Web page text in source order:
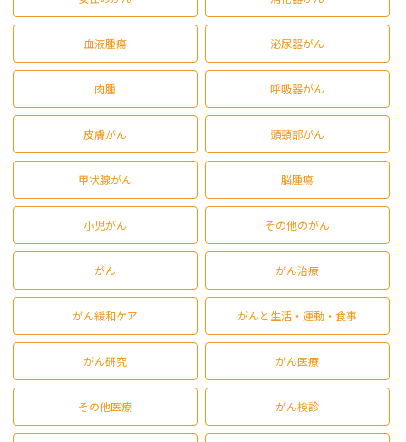
血液腫瘍 泌尿器がん
肉腫 呼吸器がん
皮膚がん 頭頸部がん
甲状腺がん 脳腫瘍
小児がん その他のがん
がん がん治療
がん緩和ケア がんと生活・運動・食事
がん研究 がん医療
その他医療 がん検診